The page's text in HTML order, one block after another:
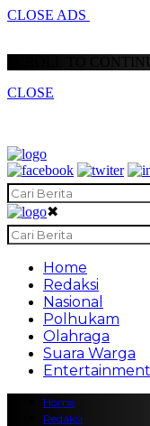
CLOSE ADS
SCROLL TO
CLOSE
✖
Home
Redaksi
Nasional
Polhukam
Olahraga
Suara Warga
Entertainment
Home
Redaksi